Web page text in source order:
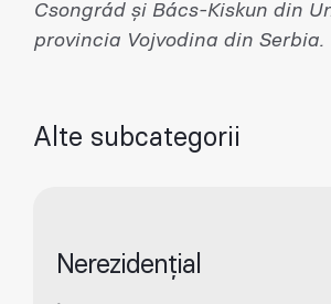
Csongrád și Bács-Kiskun din
provincia Vojvodina din Serbia.
Alte subcategorii
Nerezidențial